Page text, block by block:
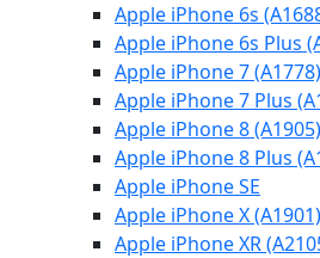
Apple iPhone 6s
Apple iPhone 6s Plus
Apple iPhone 7 (A1778)
Apple iPhone 7 Plus
Apple iPhone 8 (A1905)
Apple iPhone 8 Plus
Apple iPhone SE
Apple iPhone X (A1901)
Apple iPhone XR